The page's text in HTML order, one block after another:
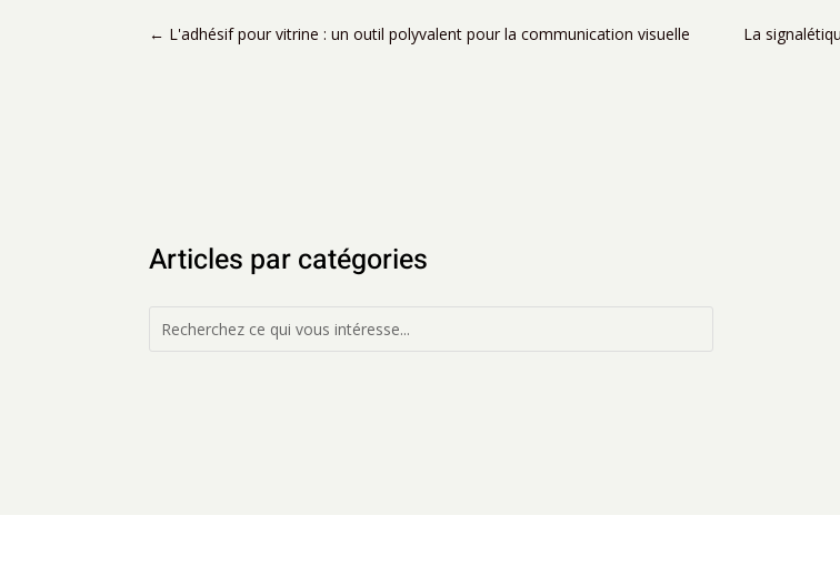
← L'adhésif pour vitrine : un outil polyvalent pour la communication visuelle La
Articles par catégories